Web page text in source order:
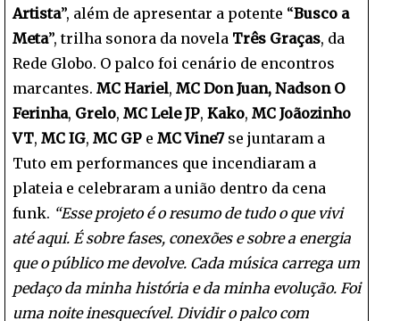
Artista”, além de apresentar a potente “Busco a
Meta”, trilha sonora da novela Três Graças, da
Rede Globo. O palco foi cenário de encontros
marcantes. MC Hariel, MC Don Juan, Nadson O
Ferinha, Grelo, MC Lele JP, Kako, MC Joãozinho
VT, MC IG, MC GP e MC Vine7se juntaram a
Tuto em performances que incendiaram a
plateia e celebraram a união dentro da cena
funk. “Esse projeto é o resumo de tudo o que vivi
até aqui. É sobre fases, conexões e sobre a energia
que o público me devolve. Cada música carrega um
pedaço da minha história e da minha evolução. Foi
uma noite inesquecível. Dividir o palco com